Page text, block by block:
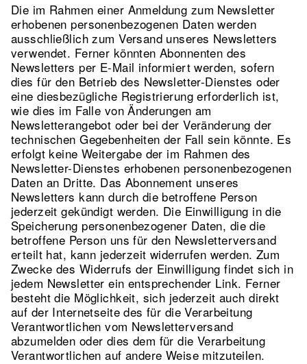
Die im Rahmen einer Anmeldung zum Newsletter
erhobenen personenbezogenen Daten werden
ausschließlich zum Versand unseres Newsletters
verwendet. Ferner könnten Abonnenten des
Newsletters per E-Mail informiert werden, sofern
dies für den Betrieb des Newsletter-Dienstes oder
eine diesbezügliche Registrierung erforderlich ist,
wie dies im Falle von Änderungen am
Newsletterangebot oder bei der Veränderung der
technischen Gegebenheiten der Fall sein könnte. Es
erfolgt keine Weitergabe der im Rahmen des
Newsletter-Dienstes erhobenen personenbezogenen
Daten an Dritte. Das Abonnement unseres
Newsletters kann durch die betroffene Person
jederzeit gekündigt werden. Die Einwilligung in die
Speicherung personenbezogener Daten, die die
betroffene Person uns für den Newsletterversand
erteilt hat, kann jederzeit widerrufen werden. Zum
Zwecke des Widerrufs der Einwilligung findet sich in
jedem Newsletter ein entsprechender Link. Ferner
besteht die Möglichkeit, sich jederzeit auch direkt
auf der Internetseite des für die Verarbeitung
Verantwortlichen vom Newsletterversand
abzumelden oder dies dem für die Verarbeitung
Verantwortlichen auf andere Weise mitzuteilen.